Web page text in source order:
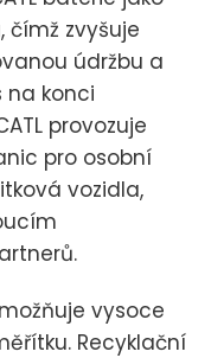
zvyšuje
údržbu a
na konci
provozuje
pro osobní
vozidla,
vysoce
Recyklační